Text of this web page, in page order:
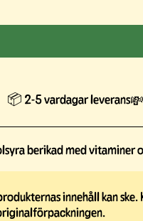
📦 2-5 vardagar leverans
berikad med vitaminer
innehåll kan